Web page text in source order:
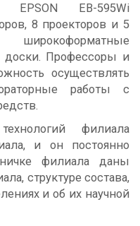
EB-595Wi
8 проекторов и 5
доски. Профессоры и
осуществлять
работы с
филиала
и он постоянно
филиала даны
структуре состава,
и об их научной